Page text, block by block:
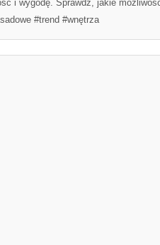
ROZRYWKA
ZOSTAŁA WYŁĄCZONA
z tym, co dzieje się w świecie